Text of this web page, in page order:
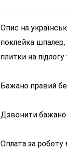
Опис на
поклейка шпалер,
плитки на підлогу
Бажано правий
Дзвонити бажано
Оплата за роботу